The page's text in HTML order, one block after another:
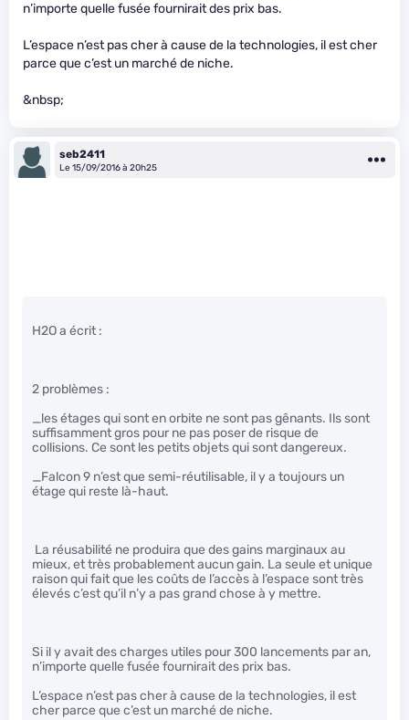
n’importe quelle fusée fournirait des prix bas.
L’espace n’est pas cher à cause de la technologies, il est cher
parce que c’est un marché de niche.
&nbsp;
seb2411
Le 15/09/2016 à 20h25
H2O a écrit :
2 problèmes :
_les étages qui sont en orbite ne sont pas gênants. Ils sont
suffisamment gros pour ne pas poser de risque de
collisions. Ce sont les petits objets qui sont dangereux.
_Falcon 9 n’est que semi-réutilisable, il y a toujours un
étage qui reste là-haut.
La réusabilité ne produira que des gains marginaux au
mieux, et très probablement aucun gain. La seule et unique
raison qui fait que les coûts de l’accès à l’espace sont très
élevés c’est qu’il n’y a pas grand chose à y mettre.
Si il y avait des charges utiles pour 300 lancements par an,
n’importe quelle fusée fournirait des prix bas.
L’espace n’est pas cher à cause de la technologies, il est
cher parce que c’est un marché de niche.